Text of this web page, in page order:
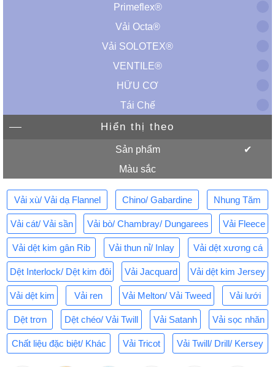
Primeflex®
Vải Octa®
Vải SOLOTEX®
VENTILE®
HỮU CƠ
Tái Chế
Hiển thị theo
Sản phẩm
Màu sắc
Vải xù/ Vải dạ Flannel Chino/ Gabardine Nhung Tăm
Vải cát/ Vải sần Vải bò/ Chambray/ Dungarees Vải Fleece
Vải dệt kim gân Rib Vải thun nỉ/ Inlay Vải dệt xương cá
Dệt Interlock/ Dệt kim đôi Vải Jacquard Vải dệt kim Jersey
Vải dệt kim Vải ren Vải Melton/ Vải Tweed Vải lưới
Dệt trơn Dệt chéo/ Vải Twill Vải Satanh Vải sọc nhăn
Chất liệu đặc biệt/ Khác Vải Tricot Vải Twill/ Drill/ Kersey